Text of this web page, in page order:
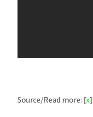
Source/Read more: [x]